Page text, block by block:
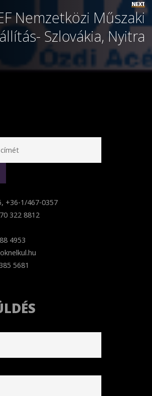
NEXT
Nemzetközi Műszaki
Szlovákia, Nyitra
+36-1/467-0357
322 8812
4953
5681